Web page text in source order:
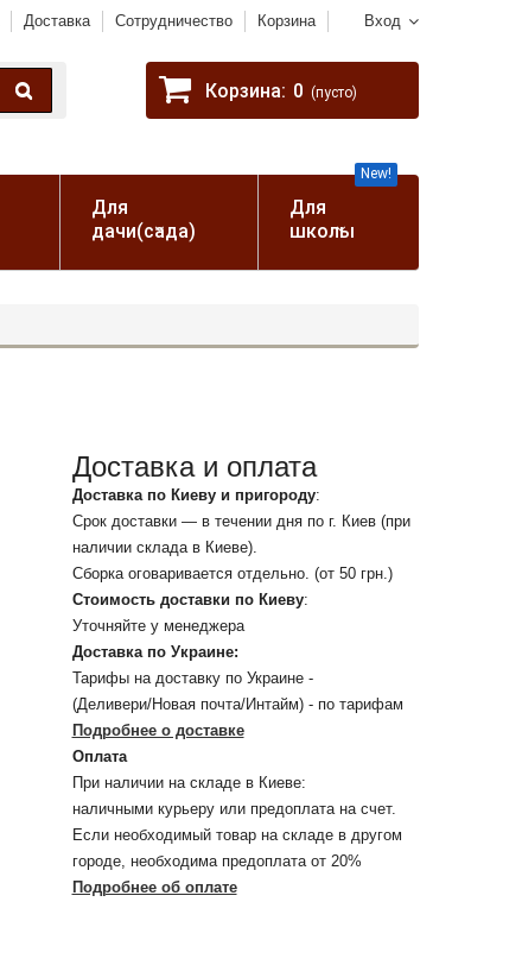
Вход
Доставка Сотрудничество Корзина
Корзина: 0 (пусто)
Для
дачи(сада)
Для
школы
New!
Доставка и оплата
Доставка по Киеву и пригороду:
Срок доставки — в течении дня по г. Киев (при
наличии склада в Киеве).
Сборка оговаривается отдельно. (от 50 грн.)
Стоимость доставки по Киеву:
Уточняйте у менеджера
Доставка по Украине:
Тарифы на доставку по Украине -
(Деливери/Новая почта/Интайм) - по тарифам
Подробнее о доставке
Оплата
При наличии на складе в Киеве:
наличными курьеру или предоплата на счет.
Если необходимый товар на складе в другом
городе, необходима предоплата от 20%
Подробнее об оплате